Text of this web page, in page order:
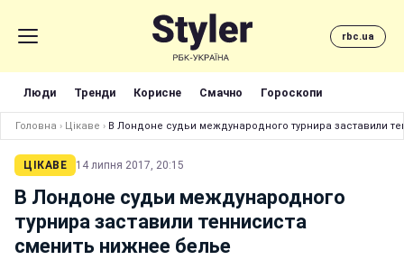
rbc.ua
Люди Тренди Корисне Смачно Гороскопи
Головна › Цікаве › В Лондоне судьи международного турнира заставили
ЦІКАВЕ 14 липня 2017, 20:15
В Лондоне судьи международного
турнира заставили теннисиста
сменить нижнее белье